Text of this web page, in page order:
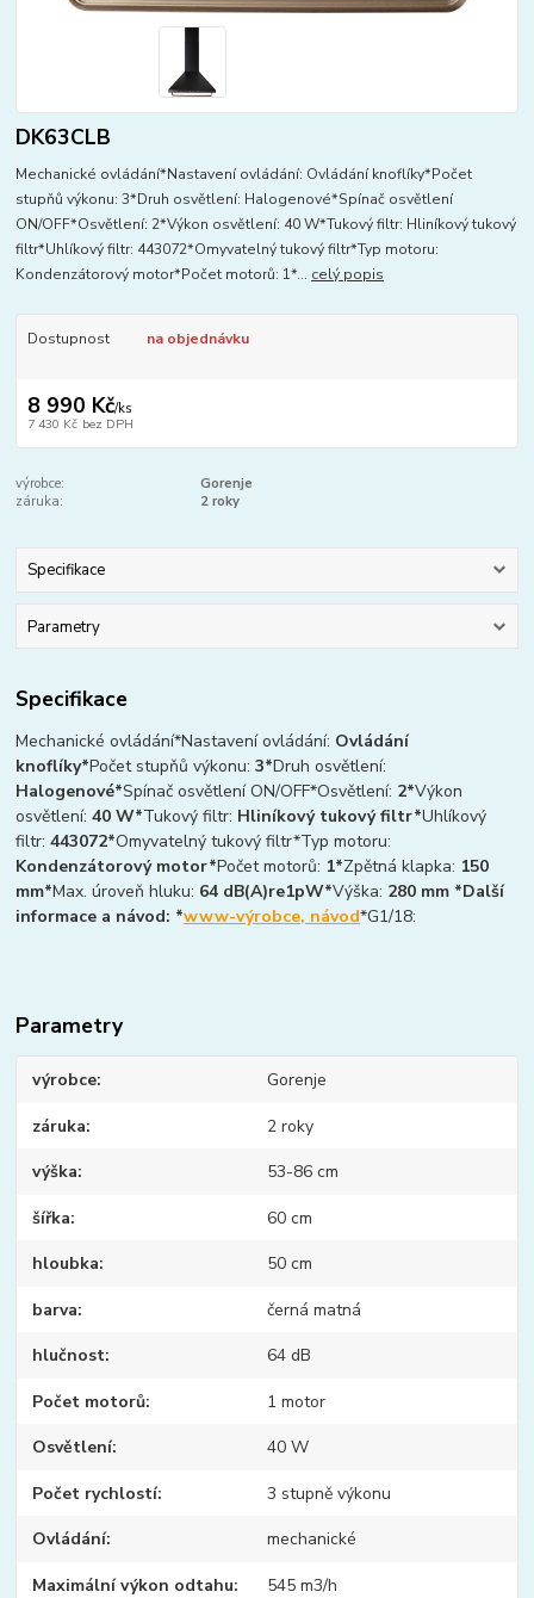
DK63CLB
Mechanické ovládání*Nastavení ovládání: Ovládání knoflíky*Počet
stupňů výkonu: 3*Druh osvětlení: Halogenové*Spínač osvětlení
ON/OFF*Osvětlení: 2*Výkon osvětlení: 40 W*Tukový filtr: Hliníkový tukový
filtr*Uhlíkový filtr: 443072*Omyvatelný tukový filtr*Typ motoru:
Kondenzátorový motor*Počet motorů: 1*... celý popis
Dostupnost na objednávku
8 990 Kč/ks
7 430 Kč bez DPH
výrobce:
Gorenje
záruka:
2 roky
Specifikace
Parametry
Specifikace
Mechanické ovládání*Nastavení ovládání: Ovládání
knoflíky*Počet stupňů výkonu:3*Druh osvětlení:
Halogenové*Spínač osvětlení ON/OFF*Osvětlení: 2*Výkon
osvětlení:40 W*Tukový filtr: Hliníkový tukový filtr*Uhlíkový
filtr:443072*Omyvatelný tukový filtr*Typ motoru:
Kondenzátorový motor*Počet motorů: 1*Zpětná klapka: 150
mm*Max. úroveň hluku: 64 dB(A)re1pW*Výška: 280 mm *Další
informace a návod: *www-výrobce, návod*G1/18:
Parametry
výrobce Gorenje
záruka 2 roky
výška 53-86 cm
šířka 60 cm
hloubka 50 cm
barva černá matná
hlučnost 64 dB
Počet motorů 1 motor
Osvětlení 40 W
Počet rychlostí 3 stupně výkonu
Ovládání mechanické
Maximální výkon odtahu 545 m3/h